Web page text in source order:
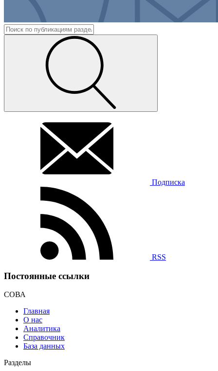
Подписка
RSS
Постоянные ссылки
СОВА
Главная
О нас
Аналитика
Справочник
База данных
Разделы